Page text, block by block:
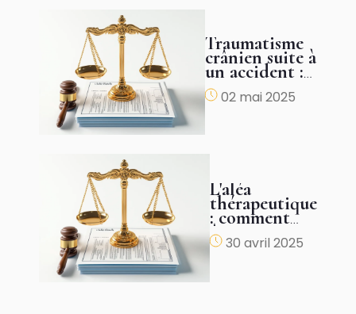
Traumatisme
crânien suite à
un accident :
comment
obtenir une
02 mai 2025
L'aléa
thérapeutique
: comment
être
justement
indemnisé ?
30 avril 2025